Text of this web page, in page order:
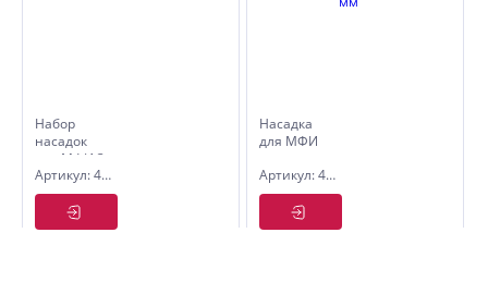
Набор
насадок
для МФИ 3
шт.
Артикул: 4982003
Насадка
для МФИ
прямая,
BiM, по
металлу и
дереву, 20
Артикул: 4980020